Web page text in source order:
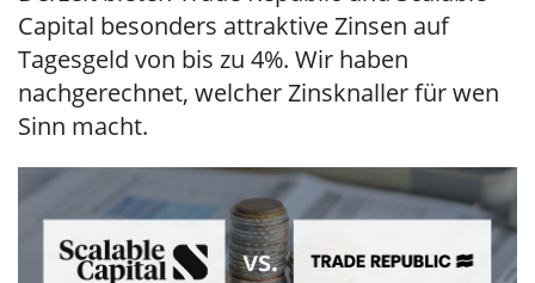
Capital besonders attraktive Zinsen auf
Tagesgeld von bis zu 4%. Wir haben
nachgerechnet, welcher Zinsknaller für wen
Sinn macht.